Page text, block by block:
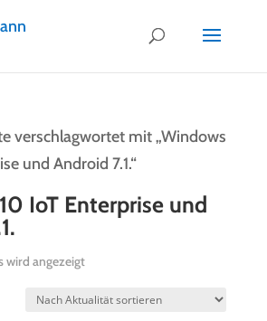
verschlagwortet mit „Windows
und Android 7.1.“
IoT Enterprise und
wird angezeigt